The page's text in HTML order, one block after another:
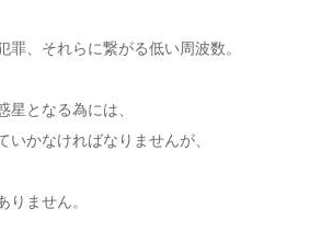
罪、それらに繋がる低い周波数。
星となる為には、
いかなければなりませんが、
りません。